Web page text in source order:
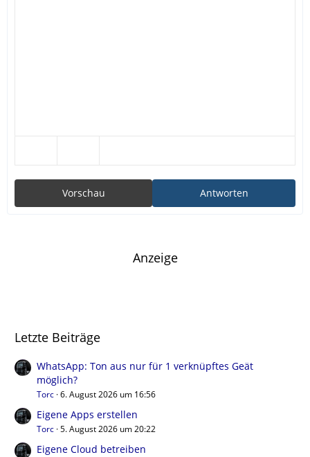
Antworten
Vorschau
Anzeige
Letzte Beiträge
WhatsApp: Ton aus nur für 1 verknüpftes Geät
möglich?
Torc 6. August 2026 um 16:56
Eigene Apps erstellen
Torc 5. August 2026 um 20:22
Eigene Cloud betreiben